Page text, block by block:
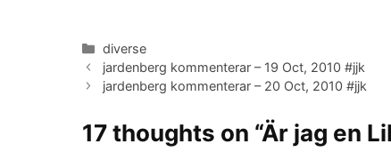
Categories
diverse
jardenberg kommenterar – 19 Oct, 2010 #jjk
jardenberg kommenterar – 20 Oct, 2010 #jjk
17 thoughts on “Är jag en